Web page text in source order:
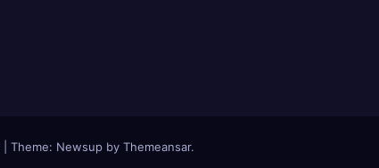
Theme: Newsupby Themeansar.